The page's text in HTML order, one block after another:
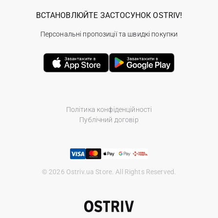
Політика конфіденційності
Публічний договір
© 2026 Ostriv.ua Store. All Rights Reserved.
ВСТАНОВЛЮЙТЕ ЗАСТОСУНОК OSTRIV!
Персональні пропозиції та швидкі покупки